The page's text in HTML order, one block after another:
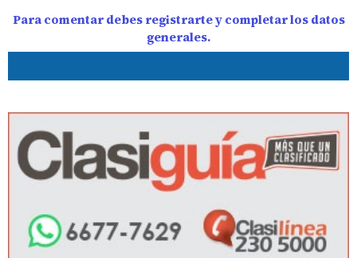
Para comentar debes registrarte y completar los datos
generales.